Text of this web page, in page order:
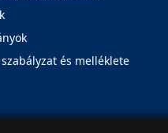
és melléklete